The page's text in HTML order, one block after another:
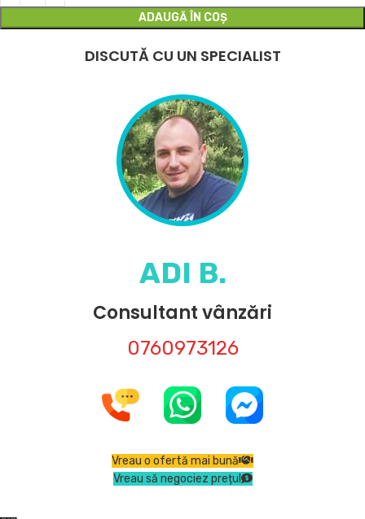
ADAUGĂ ÎN COȘ
DISCUTĂ CU UN SPECIALIST
ADI B.
Consultant vânzări
0760973126
Vreau o ofertă mai bună
Vreau să negociez prețul